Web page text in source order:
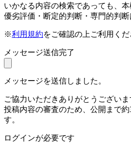
いかなる内容の検索であっても、
優劣評価・断定的判断・専門的判断
※利用規約をご確認の上ご利用くだ
メッセージ送信完了
メッセージを送信しました。
ご協力いただきありがとうございま
投稿内容の審査のため、公開まで
す。
ログインが必要です